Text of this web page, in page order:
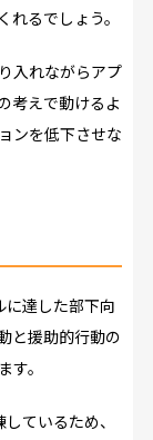
るでしょう。
入れながらアプ
考えで動けるよ
ンを低下させな
に達した部下向
と援助的行動の
。
ているため、